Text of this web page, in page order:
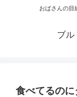
おばさんの目
ブル
食べてるの